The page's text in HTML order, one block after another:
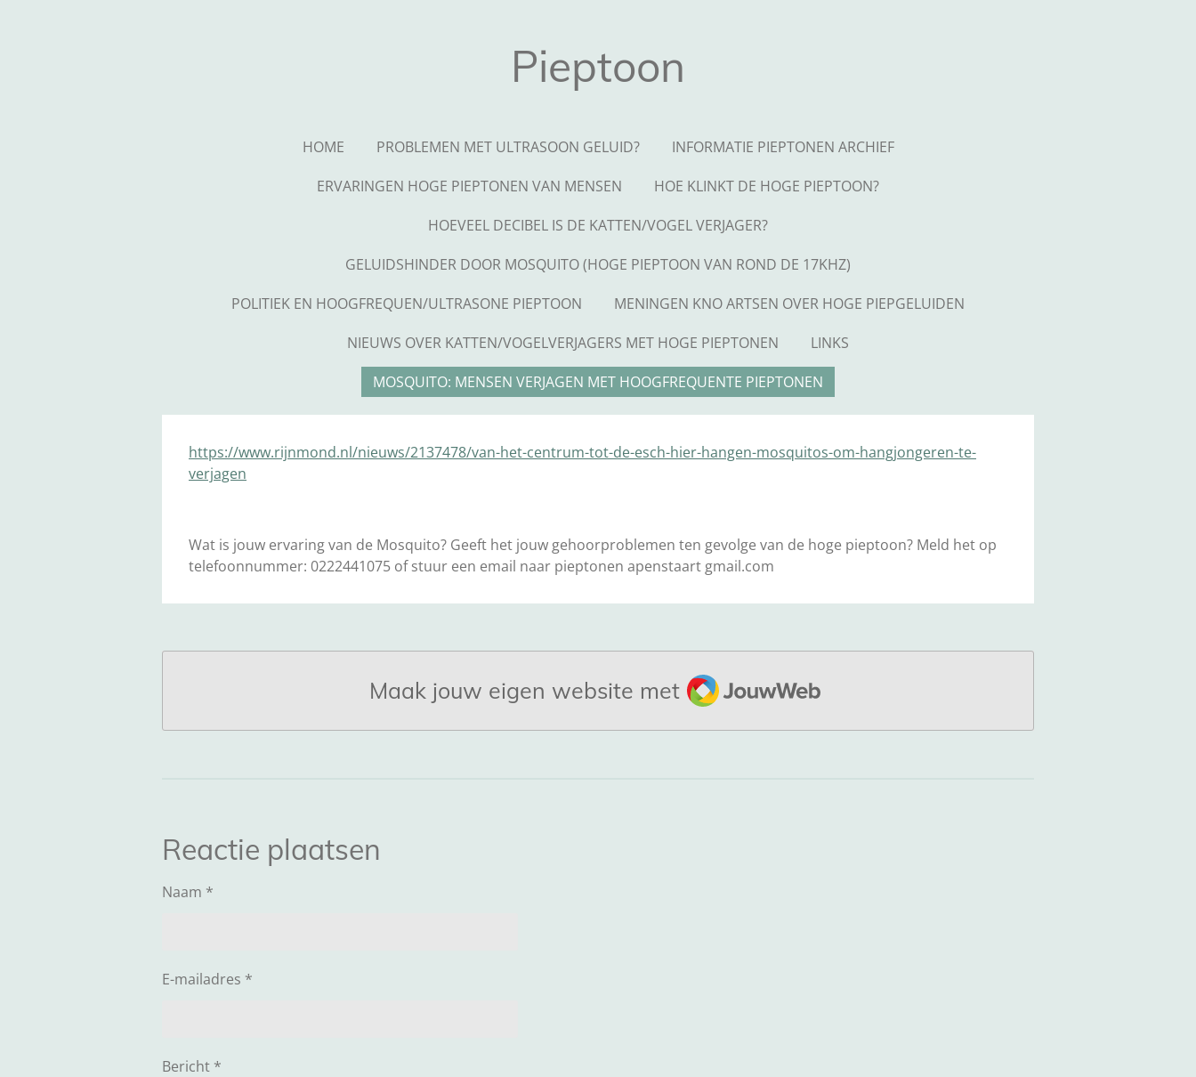
Pieptoon
HOME PROBLEMEN MET ULTRASOON GELUID?
INFORMATIE PIEPTONEN ARCHIEF
ERVARINGEN HOGE PIEPTONEN VAN MENSEN
HOE KLINKT DE HOGE PIEPTOON?
HOEVEEL DECIBEL IS DE KATTEN/VOGEL VERJAGER?
GELUIDSHINDER DOOR MOSQUITO (HOGE PIEPTOON VAN ROND DE 17KHZ)
POLITIEK EN HOOGFREQUEN/ULTRASONE PIEPTOON
MENINGEN KNO ARTSEN OVER HOGE PIEPGELUIDEN
NIEUWS OVER KATTEN/VOGELVERJAGERS MET HOGE PIEPTONEN
LINKS
MOSQUITO: MENSEN VERJAGEN MET HOOGFREQUENTE PIEPTONEN
https://www.rijnmond.nl/nieuws/2137478/van-het-centrum-tot-de-esch-hier-hangen-mosquitos-om-hangjongeren-te-
verjagen
Wat is jouw ervaring van de Mosquito? Geeft het jouw gehoorproblemen ten gevolge van de hoge pieptoon? Meld het op
telefoonnummer: 0222441075 of stuur een email naar pieptonen apenstaart gmail.com
Maak jouw eigen website met JouwWeb
Reactie plaatsen
Naam *
E-mailadres *
Bericht *